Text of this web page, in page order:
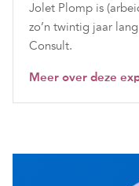
Jolet Plomp is
zo’n twintig jaar
Consult.
Meer over deze